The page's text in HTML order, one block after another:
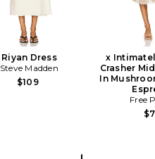
Riyan Dress
Steve Madden
$109
x
Crasher
In
Free